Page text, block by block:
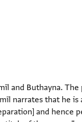
and Buthayna.
narrates that he